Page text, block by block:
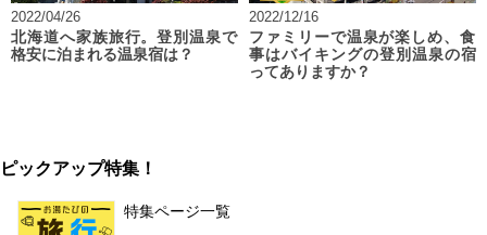
2022/04/26
北海道へ家族旅行。登別温泉で
格安に泊まれる温泉宿は？
2022/12/16
ファミリーで温泉が楽しめ、食
事はバイキングの登別温泉の宿
ってありますか？
ピックアップ特集！
特集ページ一覧